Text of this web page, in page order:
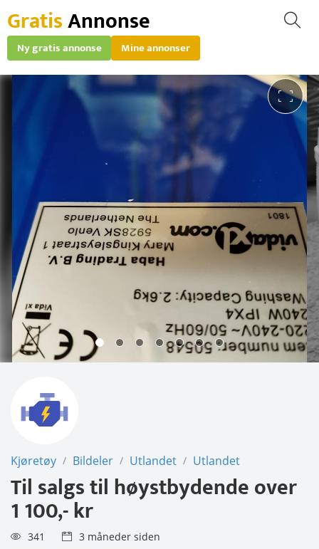
GratisAnnonse
Ny gratis annonse Mine annonser
Kjøretøy / Bildeler / Utlandet / Utlandet
Til salgs til høystbydende over
1 100,- kr
341 3 måneder siden